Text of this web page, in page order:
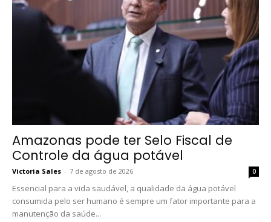
Amazonas pode ter Selo Fiscal de
Controle da água potável
Victoria Sales - 7 de agosto de 2026 0
Essencial para a vida saudável, a qualidade da água potável
consumida pelo ser humano é sempre um fator importante para a
manutenção da saúde...